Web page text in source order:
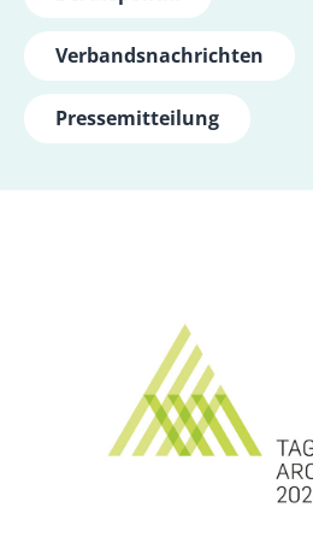
Verbandsnachrichten
Pressemitteilung